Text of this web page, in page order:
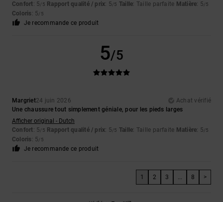
Confort: 5/5 Rapport qualité / prix: 5/5 Taille: Taille parfaite Matière: 5/5
Coloris: 5/5
Je recommande ce produit
5/5
Margriet24 juin 2026
Achat vérifié
Une chaussure tout simplement géniale, pour les pieds larges
Afficher original - Dutch
Confort: 5/5 Rapport qualité / prix: 5/5 Taille: Taille parfaite Matière: 5/5
Coloris: 5/5
Je recommande ce produit
1 2 3 ... 8 >